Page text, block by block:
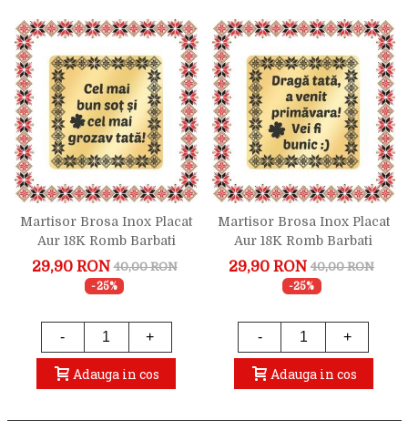
Martisor Brosa Inox Placat
Aur 18K Romb Barbati
Dedicatie Tata
29,90 RON 40,00 RON
-25%
- +
Adauga in cos
Martisor Brosa Inox Placat
Aur 18K Romb Barbati
Surpriza Pentru Tata
29,90 RON 40,00 RON
-25%
- +
Adauga in cos